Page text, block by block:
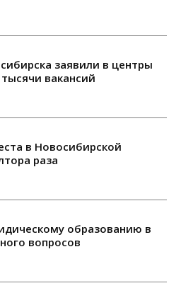
заявили в центры
вакансий
в Новосибирской
раза
образованию в
вопросов